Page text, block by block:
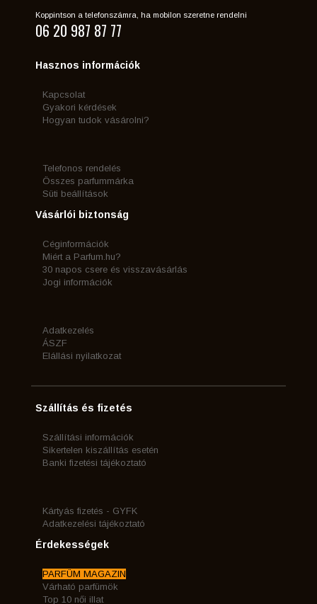
Koppintson a telefonszámra, ha mobilon szeretne rendelni
06 20 987 87 77
Hasznos információk
Kapcsolat
Gyakori kérdések
Hogyan tudok vásárolni?
Telefonos rendelés
Összes parfummárka
Süti beállítások
Vásárlói biztonság
Céginformációk
Miért a Parfum.hu?
30 napos csere és visszavásárlás
Jogi információk
Adatkezelés
ÁSZF
Elállási nyilatkozat
Szállítás és fizetés
Szállítási információk
Sikertelen kiszállítás esetén
Banki fizetési tájékoztató
Kártyás fizetés - GYFK
Adatkezelési tájékoztató
Érdekességek
PARFÜM MAGAZIN
Várható parfümök
Top 10 női illat